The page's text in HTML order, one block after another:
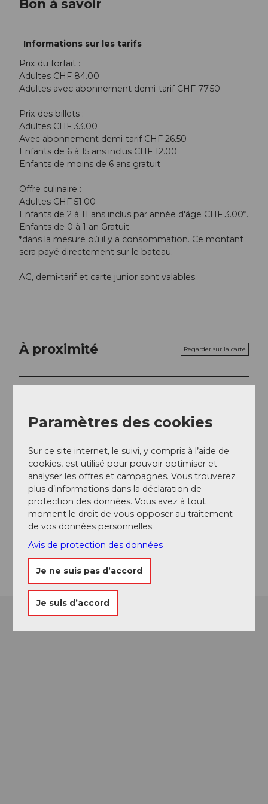
Bon à savoir
Informations sur les tarifs
Prix du forfait :
Adultes CHF 84.00
Adultes avec abonnement demi-tarif CHF 77.50
Prix des billets :
Adultes CHF 33.00
Avec abonnement demi-tarif CHF 26.50
Enfants de 6 à 15 ans inclus CHF 12.00
Enfants de moins de 6 ans gratuit
Offre culinaire :
Adultes CHF 51.00
Enfants de 2 à 11 ans inclus par année d'âge CHF 3.00*.
Enfants de 0 à 1 an Gratuit
*dans la mesure où il y a consommation. Ce montant
sera payé directement sur le bateau.
AG, demi-tarif et carte junior sont valables.
À proximité Regarder sur la carte
Repas & boissons
Emplacement de l'événement
Europaplatz
6003Luzern
Website
Arrivée
Paramètres des cookies
Sur ce site internet, le suivi, y compris à l’aide de
cookies, est utilisé pour pouvoir optimiser et
analyser les offres et campagnes. Vous trouverez
plus d’informations dans la déclaration de
protection des données. Vous avez à tout
moment le droit de vous opposer au traitement
de vos données personnelles.
Avis de protection des données
Je ne suis pas d’accord
Je suis d’accord